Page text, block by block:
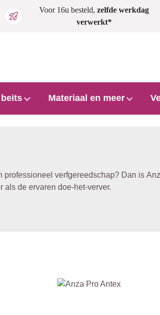
Voor 16u besteld,zelfde werkdag
verwerkt*
Materiaal en meer
professioneel verfgereedschap? Dan is
de ervaren doe-het-verver.